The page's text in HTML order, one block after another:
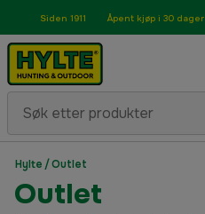
Siden 1911 Åpent kjøp i 30 dager
Hylte /Outlet
Outlet